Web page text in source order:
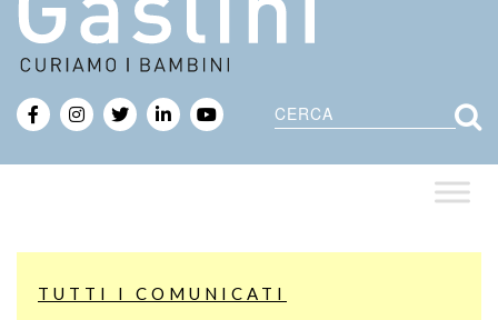
Cerca
TUTTI I COMUNICATI